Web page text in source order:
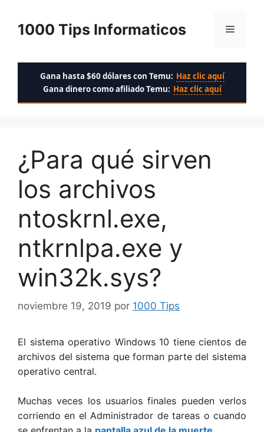
contenido
1000 Tips Informaticos Menú
Gana hasta $60 dólares con Temu: Haz clic aquí
Gana dinero como afiliado Temu: Haz clic aquí
¿Para qué sirven
los archivos
ntoskrnl.exe,
ntkrnlpa.exe y
win32k.sys?
noviembre 19, 2019 por 1000 Tips
El sistema operativo Windows 10 tiene cientos de
archivos del sistema que forman parte del sistema
operativo central.
Muchas veces los usuarios finales pueden verlos
corriendo en el Administrador de tareas o cuando